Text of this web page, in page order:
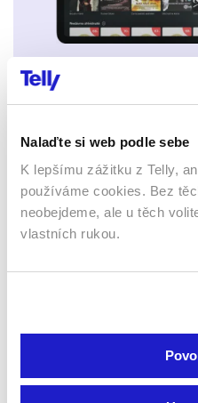
Nalaďte si web podle sebe
K lepšímu zážitku z Telly,
používáme cookies. Bez
neobejdeme, ale u těch
vlastních rukou.